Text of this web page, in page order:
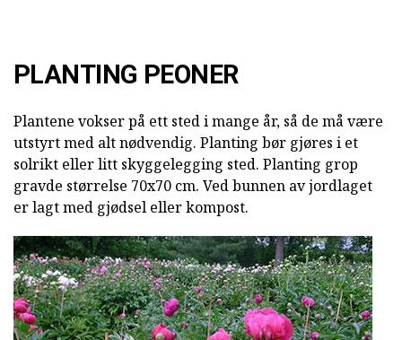
PLANTING PEONER
Plantene vokser på ett sted i mange år, så de må være
utstyrt med alt nødvendig. Planting bør gjøres i et
solrikt eller litt skyggelegging sted. Planting grop
gravde størrelse 70x70 cm. Ved bunnen av jordlaget
er lagt med gjødsel eller kompost.